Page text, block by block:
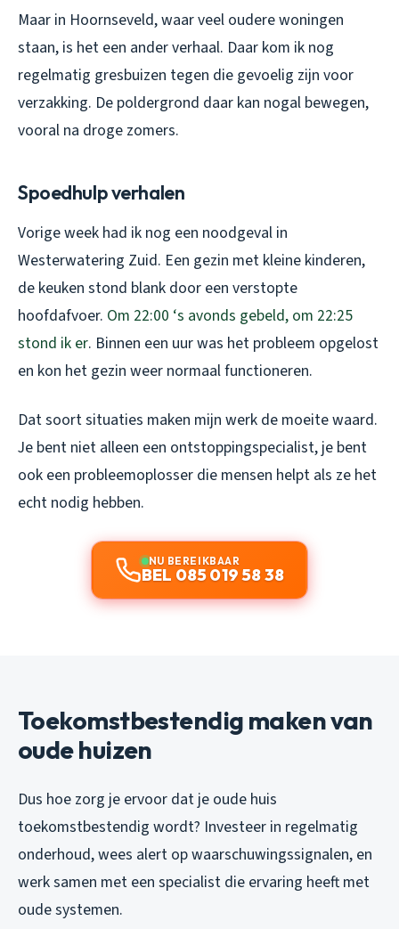
Maar in Hoornseveld, waar veel oudere woningen
staan, is het een ander verhaal. Daar kom ik nog
regelmatig gresbuizen tegen die gevoelig zijn voor
verzakking. De poldergrond daar kan nogal bewegen,
vooral na droge zomers.
Spoedhulp verhalen
Vorige week had ik nog een noodgeval in
Westerwatering Zuid. Een gezin met kleine kinderen,
de keuken stond blank door een verstopte
hoofdafvoer. Om 22:00 ‘s avonds gebeld, om 22:25
stond ik er. Binnen een uur was het probleem opgelost
en kon het gezin weer normaal functioneren.
Dat soort situaties maken mijn werk de moeite waard.
Je bent niet alleen een ontstoppingspecialist, je bent
ook een probleemoplosser die mensen helpt als ze het
echt nodig hebben.
NU BEREIKBAAR
BEL 085 019 58 38
Toekomstbestendig maken van
oude huizen
Dus hoe zorg je ervoor dat je oude huis
toekomstbestendig wordt? Investeer in regelmatig
onderhoud, wees alert op waarschuwingssignalen, en
werk samen met een specialist die ervaring heeft met
oude systemen.